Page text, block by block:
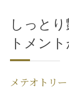
しっと
トメン
メテオトリ